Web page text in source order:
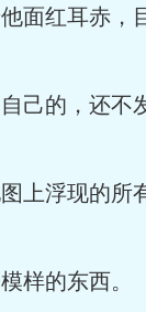
红耳赤，
的，还不
浮现的所有
的东西。